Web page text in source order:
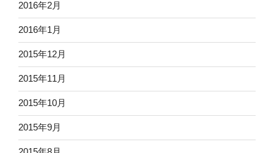
2016年2月
2016年1月
2015年12月
2015年11月
2015年10月
2015年9月